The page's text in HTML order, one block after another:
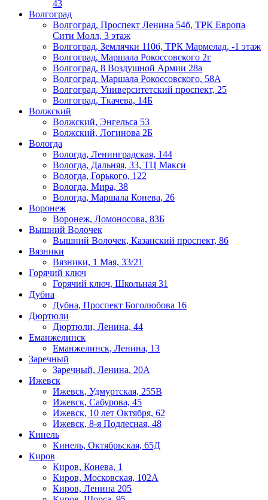
43
Волгоград
Волгоград, Проспект Ленина 54б, ТРК Европа
Сити Молл, 3 этаж
Волгоград, Землячки 110б, ТРК Мармелад, -1 этаж
Волгоград, Маршала Рокоссовского 2г
Волгоград, 8 Воздушной Армии 28а
Волгоград, Маршала Рокоссовского, 58А
Волгоград, Университетский проспект, 25
Волгоград, Ткачева, 14Б
Волжский
Волжский, Энгельса 53
Волжский, Логинова 2Б
Вологда
Вологда, Ленинградская, 144
Вологда, Дальняя, 33, ТЦ Макси
Вологда, Горького, 122
Вологда, Мира, 38
Вологда, Маршала Конева, 26
Воронеж
Воронеж, Ломоносова, 83Б
Вышний Волочек
Вышний Волочек, Казанский проспект, 86
Вязники
Вязники, 1 Мая, 33/21
Горячий ключ
Горячий ключ, Школьная 31
Дубна
Дубна, Проспект Боголюбова 16
Дюртюли
Дюртюли, Ленина, 44
Еманжелинск
Еманжелинск, Ленина, 13
Заречный
Заречный, Ленина, 20А
Ижевск
Ижевск, Удмуртская, 255В
Ижевск, Сабурова, 45
Ижевск, 10 лет Октября, 62
Ижевск, 8-я Подлесная, 48
Кинель
Кинель, Октябрьская, 65Д
Киров
Киров, Конева, 1
Киров, Московская, 102А
Киров, Ленина 205